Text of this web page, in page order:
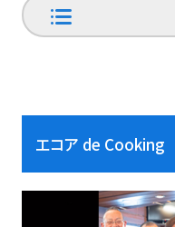
エコア de Cooking